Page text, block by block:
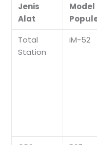
Jenis
Alat
Model
Total
Station
iM-52